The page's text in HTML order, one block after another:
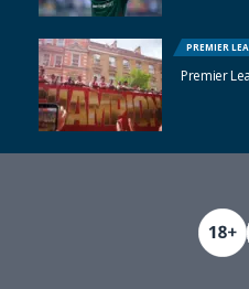
PREMIER
Premier